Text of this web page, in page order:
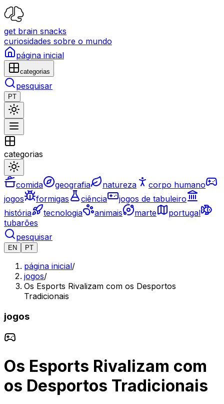
get brain snacks
curiosidades sobre o mundo
página inicial
categorias
pesquisar
PT
categorias
comida geografia natureza
corpo humano
jogos
formigas ciência
jogos de tabuleiro
história
tecnologia animais marte
portugal
tubarões
pesquisar
EN PT
página inicial/
jogos/
Os Esports Rivalizam com os Desportos
Tradicionais
jogos
Os Esports Rivalizam com
os Desportos Tradicionais